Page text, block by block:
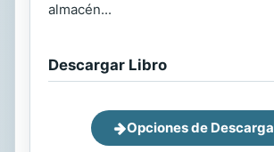
almacén...
Descargar Libro
Opciones de Descarga